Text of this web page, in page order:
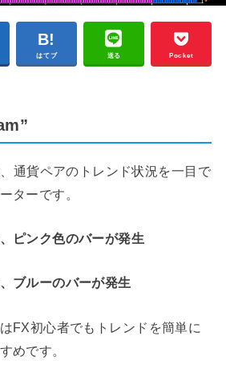
はてブ 送る Pocket
通貨ペアのトレンド状況を一目で
ターです。
ピンク色のバーが発生
ブルーのバーが発生
FX初心者でもトレンドを簡単に
めです。